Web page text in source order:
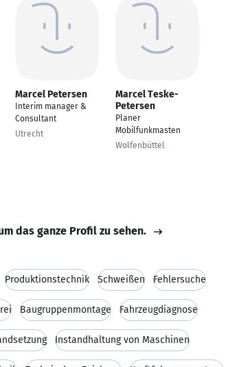
Marcel Petersen
Interim manager &
Consultant
Utrecht
Marcel Teske-
Petersen
Planer
Mobilfunkmasten
Wolfenbüttel
das ganze Profil zu sehen.
Produktionstechnik Schweißen Fehlersuche
Baugruppenmontage Fahrzeugdiagnose
Instandhaltung von Maschinen